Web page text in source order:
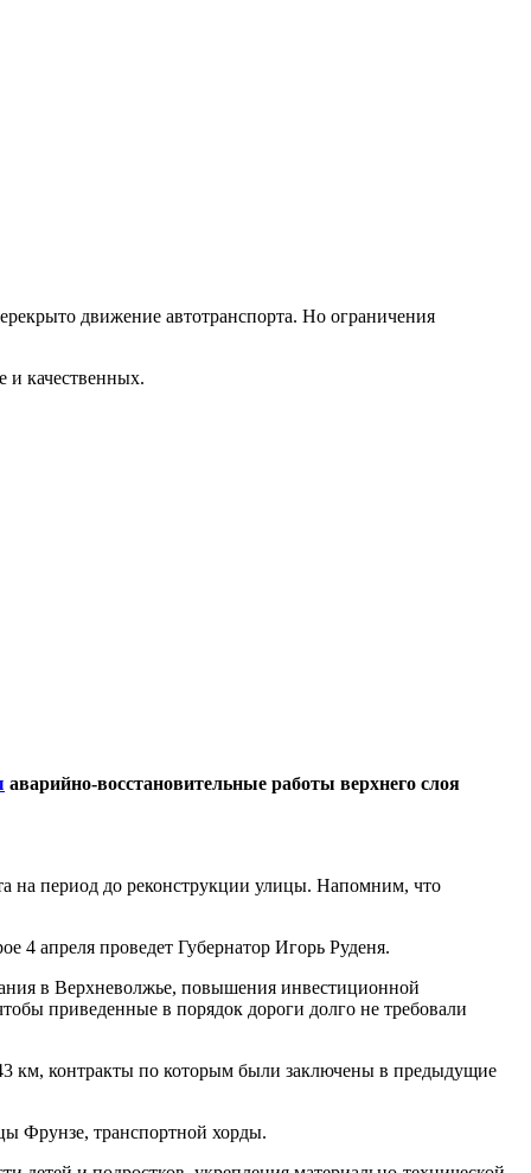
движение автотранспорта. Но ограничения
и качественных.
аварийно-восстановительные работы верхнего слоя
на период до реконструкции улицы. Напомним, что
4 апреля проведет Губернатор Игорь Руденя.
в Верхневолжье, повышения инвестиционной
приведенные в порядок дороги долго не требовали
км, контракты по которым были заключены в предыдущие
Фрунзе, транспортной хорды.